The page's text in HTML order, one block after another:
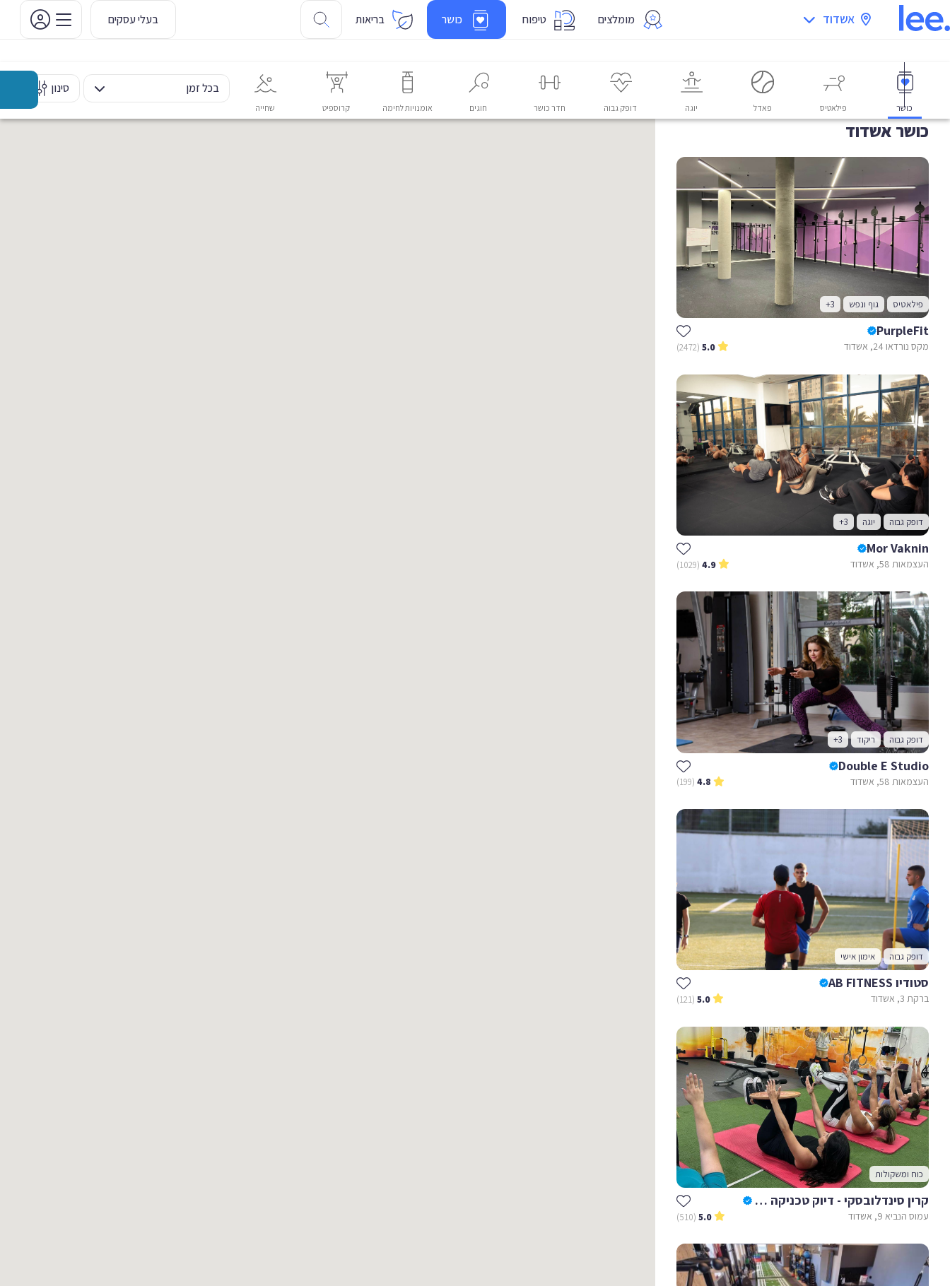
אשדוד מומלצים טיפוח כושר בריאות בעלי עסקים
כושר פילאטיס פאדל יוגה דופק גבוה חדר כושר חוגים אומנויות לחימה קרוספיט שחייה
בכל זמן סינון
כושר אשדוד
פילאטיס גוף ונפש +3
PurpleFit
מקס נורדאו 24, אשדוד 5.0
(2472)
דופק גבוה יוגה +3
Mor Vaknin
העצמאות 58, אשדוד 4.9
(1029)
דופק גבוה ריקוד +3
Double E Studio
העצמאות 58, אשדוד 4.8
(199)
דופק גבוה אימון אישי
סטודיו AB FITNESS
ברקת 3, אשדוד 5.0
(121)
כוח ומשקולות
קרין סינדלובסקי - דיוק טכניקה ואימונים לנשים
עמוס הנביא 9, אשדוד 5.0
(510)